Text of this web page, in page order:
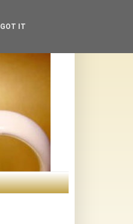
GOT IT